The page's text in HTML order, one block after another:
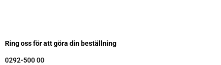
Ring oss för att göra din beställning
0292-500 00